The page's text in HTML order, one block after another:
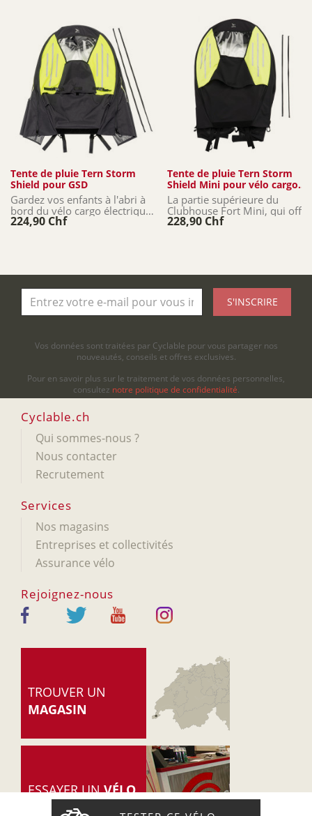
Tente de pluie Tern Storm
Shield pour GSD
Gardez vos enfants à l'abri à
bord du vélo cargo électrique
GSD !
224,90 Chf
Tente de pluie Tern Storm
Shield Mini pour vélo cargo
GSD...
La partie supérieure du
Clubhouse Fort Mini, qui offre
une protection intégrale à
228,90 Chf
S'INSCRIRE
Vos données sont traitées par Cyclable pour vous partager nos
nouveautés, conseils et offres exclusives.
Pour en savoir plus sur le traitement de vos données personnelles,
consultez notre politique de confidentialité.
Cyclable.ch
Qui sommes-nous ?
Nous contacter
Recrutement
Services
Nos magasins
Entreprises et collectivités
Assurance vélo
Rejoignez-nous
TROUVER UN
MAGASIN
ESSAYER UNVÉLO